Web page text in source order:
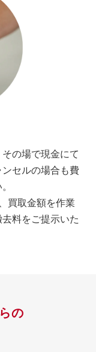
の場で現金にて
セルの場合も費
買取金額を作業
料をご提示いた
の